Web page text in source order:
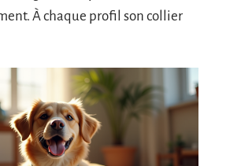
À chaque profil son collier